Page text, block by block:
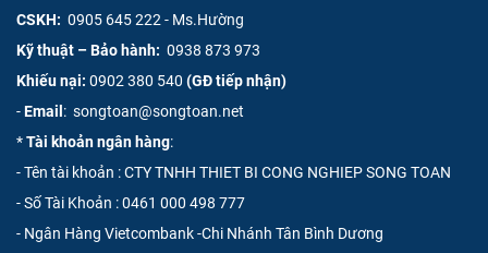
CSKH: 0905 645 222 - Ms.Hường
Kỹ thuật – Bảo hành: 0938 873 973
Khiếu nại: 0902 380 540 (GĐ tiếp nhận)
-Email : songtoan@songtoan.net
*Tài khoản ngân hàng:
- Tên tài khoản : CTY TNHH THIET BI CONG NGHIEP SONG TOAN
- Số Tài Khoản :0461 000 498 777
- Ngân Hàng Vietcombank -Chi Nhánh Tân Bình Dương